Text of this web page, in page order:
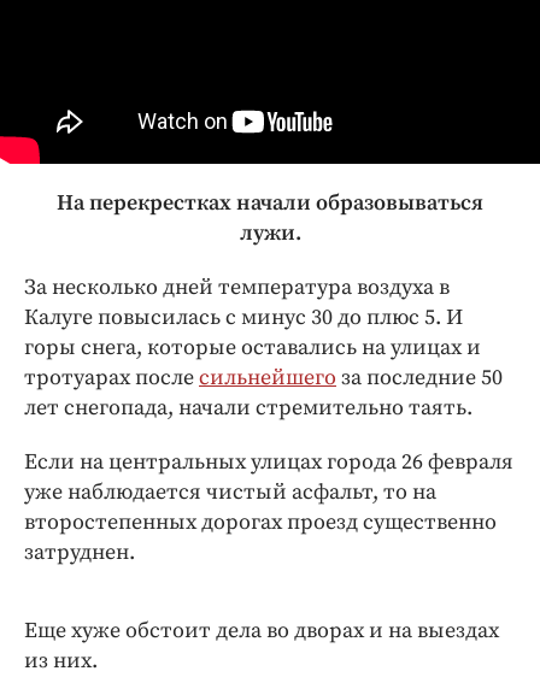
Работодатель года
На перекрестках начали образовываться
лужи.
За несколько дней температура воздуха в
Калуге повысилась с минус 30 до плюс 5. И
горы снега, которые оставались на улицах и
тротуарах послесильнейшего за последние 50
лет снегопада, начали стремительно таять.
Если на центральных улицах города 26 февраля
уже наблюдается чистый асфальт, то на
второстепенных дорогах проезд существенно
затруднен.
Еще хуже обстоит дела во дворах и на выездах
из них.